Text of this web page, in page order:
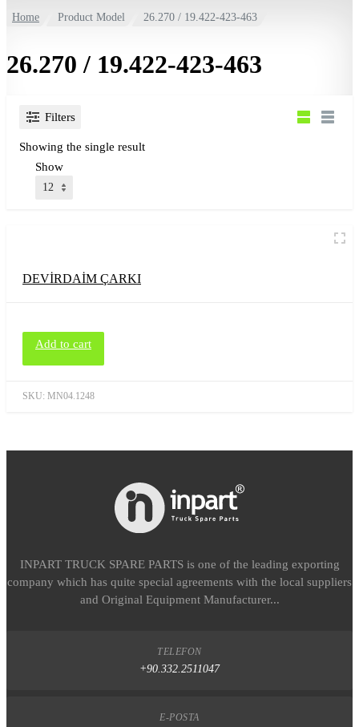
Home Product Model 26.270 / 19.422-423-463
26.270 / 19.422-423-463
Filters
Showing the single result
Show
SKU: MN04.1248
DEVİRDAİM ÇARKI
Add to cart
INPART TRUCK SPARE PARTS is one of the leading exporting
company which has quite special agreements with the local suppliers
and Original Equipment Manufacturer...
TELEFON
+90.332.2511047
E-POSTA